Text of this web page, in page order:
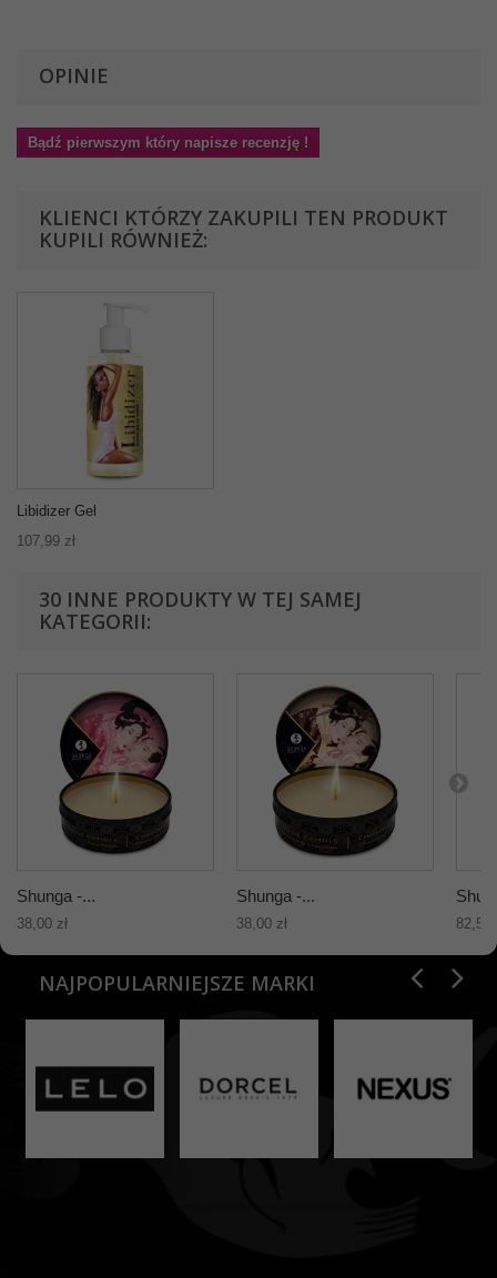
OPINIE
Bądź pierwszym który napisze recenzję !
KLIENCI KTÓRZY ZAKUPILI TEN PRODUKT
KUPILI RÓWNIEŻ:
Libidizer Gel
107,99 zł
30 INNE PRODUKTY W TEJ SAMEJ
KATEGORII:
Shunga -...
38,00 zł
Shunga -...
38,00 zł 82,58
NAJPOPULARNIEJSZE MARKI